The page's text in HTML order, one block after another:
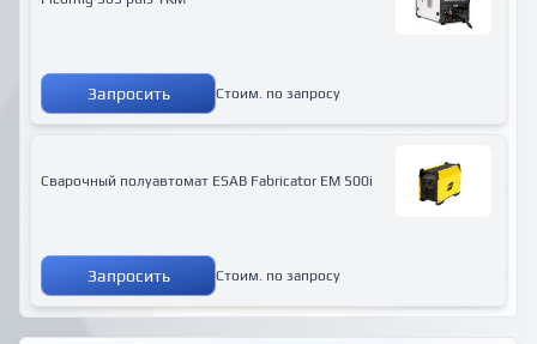
Запросить Стоим. по запросу
Сварочный полуавтомат ESAB Fabricator EM 500i
Запросить Стоим. по запросу